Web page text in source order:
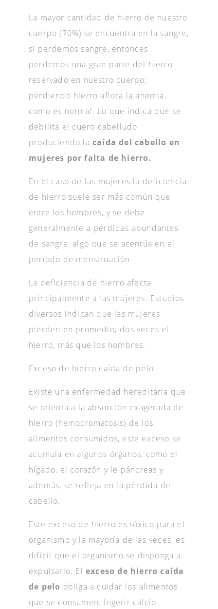
La mayor cantidad de hierro de nuestro
cuerpo (70%) se encuentra en la sangre,
si perdemos sangre, entonces
perdemos una gran parte del hierro
reservado en nuestro cuerpo;
perdiendo hierro aflora la anemia,
como es normal. Lo que indica que se
debilita el cuero cabelludo
produciendo la caída del cabello en
mujeres por falta de hierro.
En el caso de las mujeres la deficiencia
de hierro suele ser más común que
entre los hombres, y se debe
generalmente a pérdidas abundantes
de sangre, algo que se acentúa en el
período de menstruación.
La deficiencia de hierro afecta
principalmente a las mujeres. Estudios
diversos indican que las mujeres
pierden en promedio; dos veces el
hierro, más que los hombres.
Exceso de hierro caída de pelo
Existe una enfermedad hereditaria que
se orienta a la absorción exagerada de
hierro (hemocromatosis) de los
alimentos consumidos, este exceso se
acumula en algunos órganos, como el
hígado, el corazón y le páncreas y
además, se refleja en la pérdida de
cabello.
Este exceso de hierro es tóxico para el
organismo y la mayoría de las veces, es
difícil que el organismo se disponga a
expulsarlo. El exceso de hierro caída
de pelo obliga a cuidar los alimentos
que se consumen. Ingerir calcio